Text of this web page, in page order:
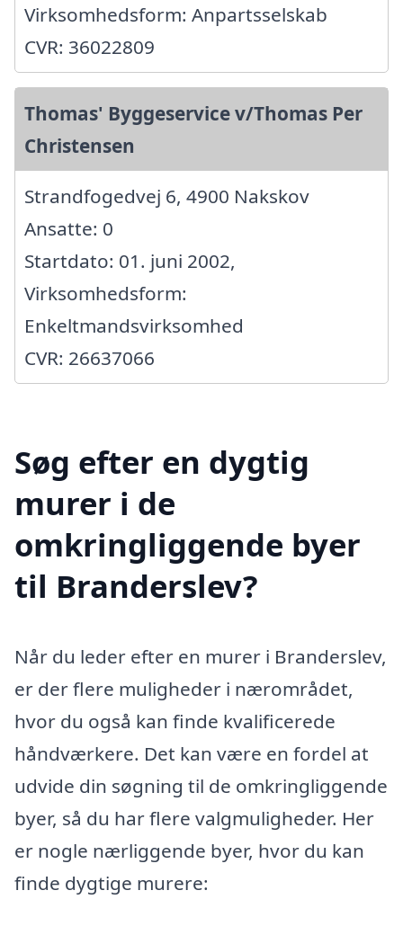
Virksomhedsform: Anpartsselskab
CVR: 36022809
Thomas' Byggeservice v/Thomas Per
Christensen
Strandfogedvej 6, 4900 Nakskov
Ansatte: 0
Startdato: 01. juni 2002,
Virksomhedsform:
Enkeltmandsvirksomhed
CVR: 26637066
Søg efter en dygtig
murer i de
omkringliggende byer
til Branderslev?
Når du leder efter en murer i Branderslev,
er der flere muligheder i nærområdet,
hvor du også kan finde kvalificerede
håndværkere. Det kan være en fordel at
udvide din søgning til de omkringliggende
byer, så du har flere valgmuligheder. Her
er nogle nærliggende byer, hvor du kan
finde dygtige murere: